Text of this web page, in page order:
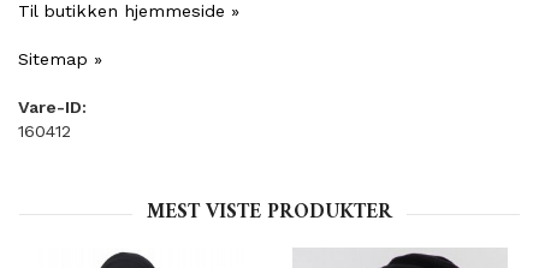
Til butikken hjemmeside »
Sitemap »
Vare-ID:
160412
MEST VISTE PRODUKTER